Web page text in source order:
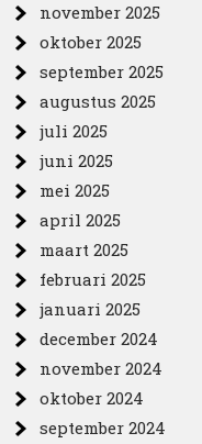
november 2025
oktober 2025
september 2025
augustus 2025
juli 2025
juni 2025
mei 2025
april 2025
maart 2025
februari 2025
januari 2025
december 2024
november 2024
oktober 2024
september 2024